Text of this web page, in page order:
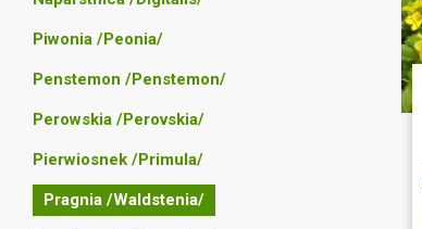
Piwonia /Peonia/
Penstemon /Penstemon/
Perowskia /Perovskia/
Pierwiosnek /Primula/
Pragnia /Waldstenia/